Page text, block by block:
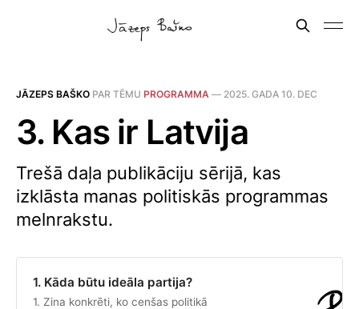
JĀZEPS BAŠKO PAR TĒMU PROGRAMMA — 2025. GADA 10. DEC
3. Kas ir Latvija
Trešā daļa publikāciju sērijā, kas
izklāsta manas politiskās programmas
melnrakstu.
1. Kāda būtu ideāla partija?
1. Zina konkrēti, ko cenšas politikā